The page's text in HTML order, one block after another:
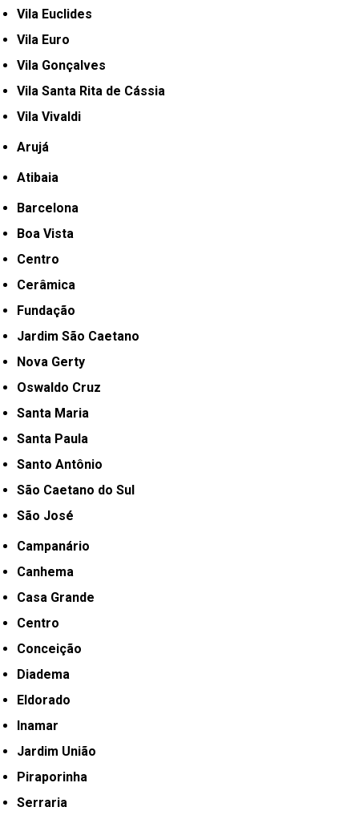
Vila Euclides
Vila Euro
Vila Gonçalves
Vila Santa Rita de Cássia
Vila Vivaldi
Arujá
Atibaia
Barcelona
Boa Vista
Centro
Cerâmica
Fundação
Jardim São Caetano
Nova Gerty
Oswaldo Cruz
Santa Maria
Santa Paula
Santo Antônio
São Caetano do Sul
São José
Campanário
Canhema
Casa Grande
Centro
Conceição
Diadema
Eldorado
Inamar
Jardim União
Piraporinha
Serraria